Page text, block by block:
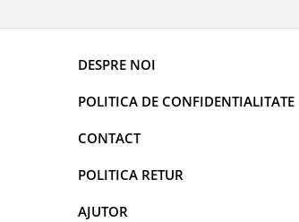
DECOR TOAMNA
DECOR IARNA
TEMATICA CULINARA
TEMATICA FLORALA
DECOR OKTOBER FEST
DESPRE NOI
POLITICA DE CONFIDENTIALITATE
CONTACT
POLITICA RETUR
AJUTOR